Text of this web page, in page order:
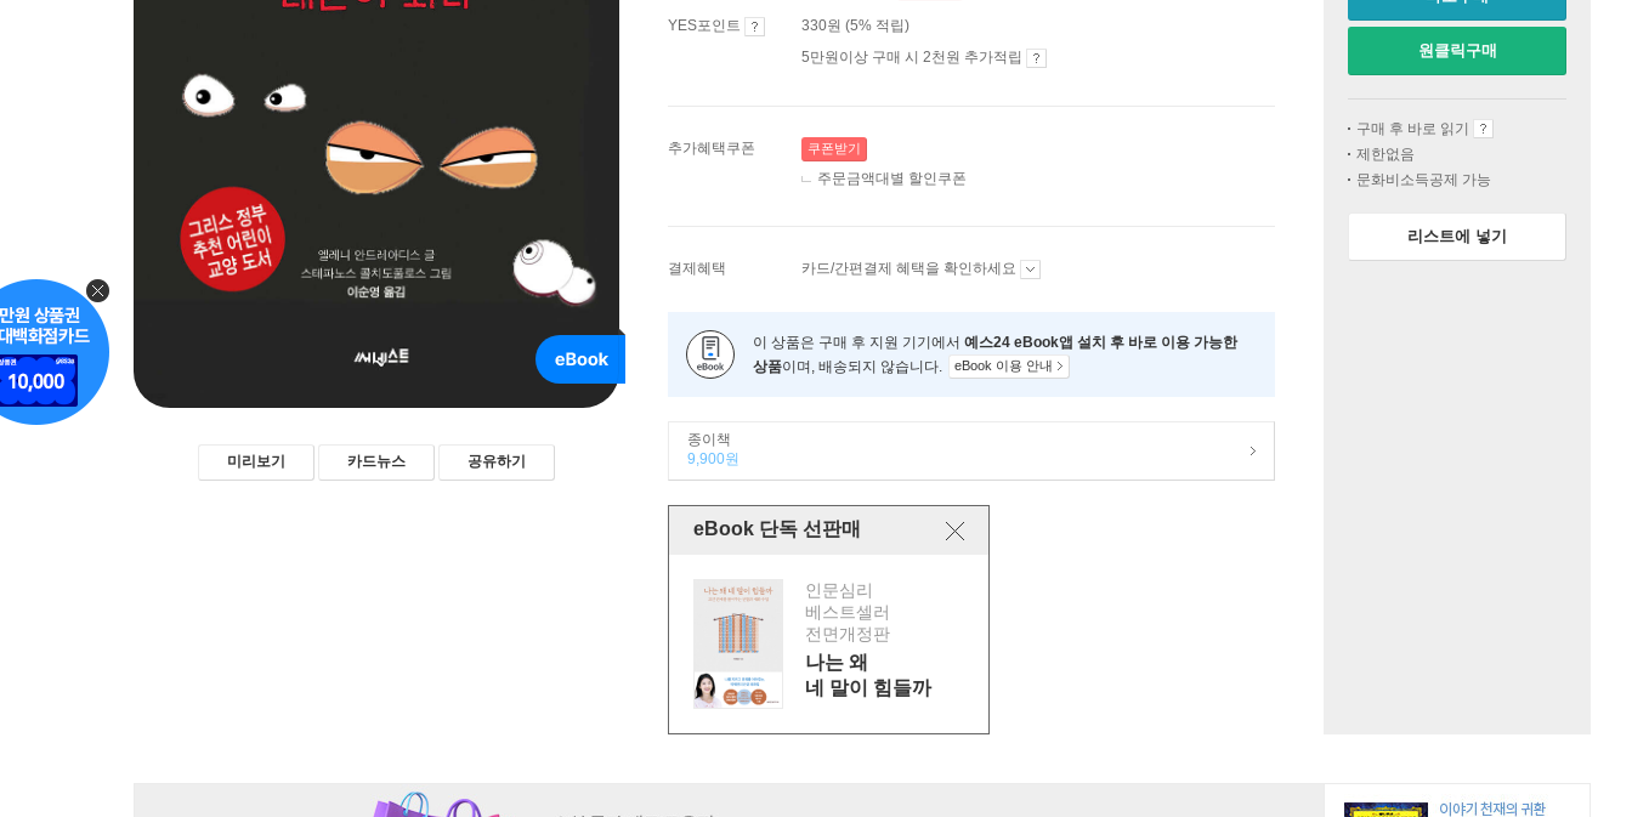
미리보기 카드뉴스 공유하기
YES포인트
330원 (5% 적립)
5만원이상 구매 시 2천원 추가적립
추가혜택쿠폰 쿠폰받기
주문금액대별 할인쿠폰
결제혜택 카드/간편결제 혜택을 확인하세요
이 상품은 구매 후 지원 기기에서 예스24 eBook앱 설치 후 바로 이용 가능한
상품이며, 배송되지 않습니다. eBook 이용 안내
종이책
9,900원
eBook 단독 선판매
인문심리
베스트셀러
전면개정판
나는 왜
네 말이 힘들까
원클릭구매
구매 후 바로 읽기
제한없음
문화비소득공제 가능
리스트에 넣기